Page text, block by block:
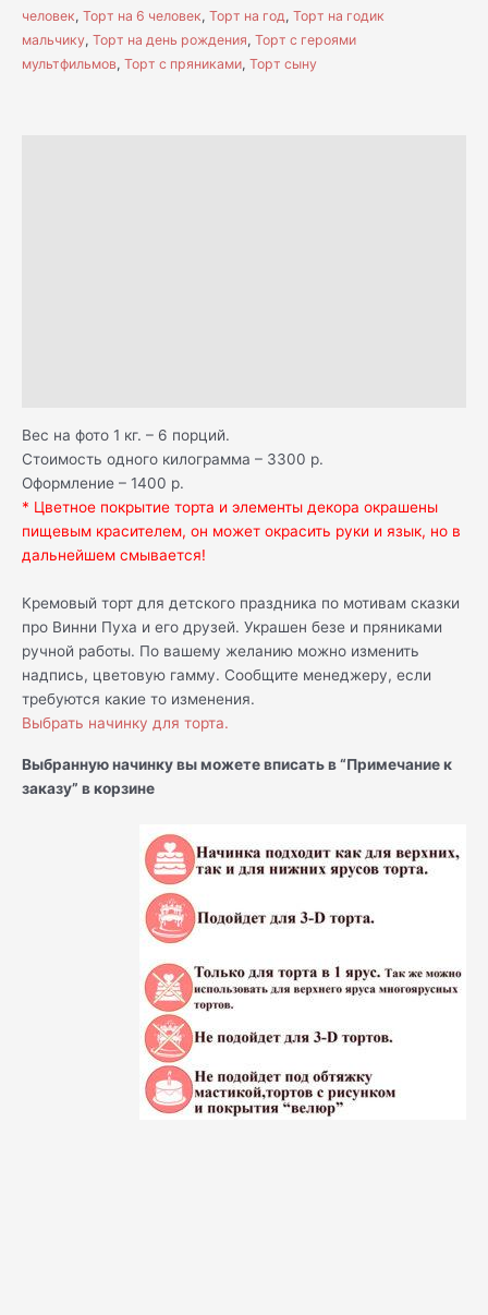
человек, Торт на 6 человек, Торт на год, Торт на годик
мальчику, Торт на день рождения, Торт с героями
мультфильмов, Торт с пряниками, Торт сыну
Вес на фото 1 кг. – 6 порций.
Стоимость одного килограмма – 3300 р.
Оформление – 1400 р.
* Цветное покрытие торта и элементы декора окрашены
пищевым красителем, он может окрасить руки и язык, но в
дальнейшем смывается!
Кремовый торт для детского праздника по мотивам сказки
про Винни Пуха и его друзей. Украшен безе и пряниками
ручной работы. По вашему желанию можно изменить
надпись, цветовую гамму. Сообщите менеджеру, если
требуются какие то изменения.
Выбрать начинку для торта.
Выбранную начинку вы можете вписать в “Примечание к
заказу” в корзине